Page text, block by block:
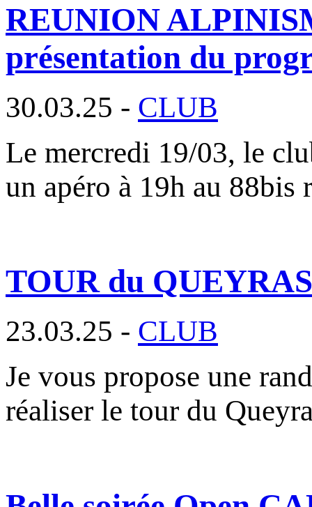
REUNION
présentation du
30.03.25 - CLUB
Le mercredi 19/03, le
un apéro à 19h au 88bis
TOUR du
23.03.25 - CLUB
Je vous propose une
réaliser le tour du